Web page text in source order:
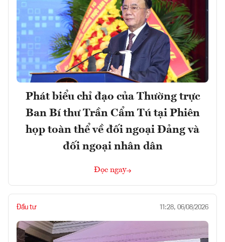
Phát biểu chỉ đạo của Thường trực
Ban Bí thư Trần Cẩm Tú tại Phiên
họp toàn thể về đối ngoại Đảng và
đối ngoại nhân dân
Đọc ngay
Đầu tư 11:28, 06/08/2026